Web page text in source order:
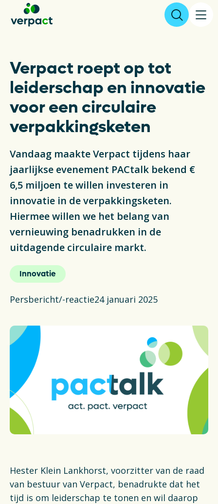
Over ons
Resultaten
Inzameling & Recycling
Wetgeving
Actueel
Veelgestelde vragen
Verpakkingencatalogus
Pers
Contact
Downloads
De Plastic Wijzer
Deltaplan Circulaire Plastic
Verpakkingen
Vacatures Opens in a new tab
Switch to English
Verpact roept op tot
leiderschap en innovatie
voor een circulaire
verpakkingsketen
Vandaag maakte Verpact tijdens haar
jaarlijkse evenement PACtalk bekend €
6,5 miljoen te willen investeren in
innovatie in de verpakkingsketen.
Hiermee willen we het belang van
vernieuwing benadrukken in de
uitdagende circulaire markt.
Innovatie
Persbericht/-reactie24 januari 2025
Hester Klein Lankhorst, voorzitter van de raad
van bestuur van Verpact, benadrukte dat het
tijd is om leiderschap te tonen en wil daarop